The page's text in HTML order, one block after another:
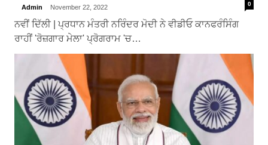
Admin November 22, 2022 0
ਨਵੀਂ ਦਿੱਲੀ | ਪ੍ਰਧਾਨ ਮੰਤਰੀ ਨਰਿੰਦਰ ਮੋਦੀ ਨੇ ਵੀਡੀਓ ਕਾਨਫਰੰਸਿੰਗ
ਰਾਹੀਂ 'ਰੋਜ਼ਗਾਰ ਮੇਲਾ' ਪ੍ਰੋਗਰਾਮ 'ਚ…